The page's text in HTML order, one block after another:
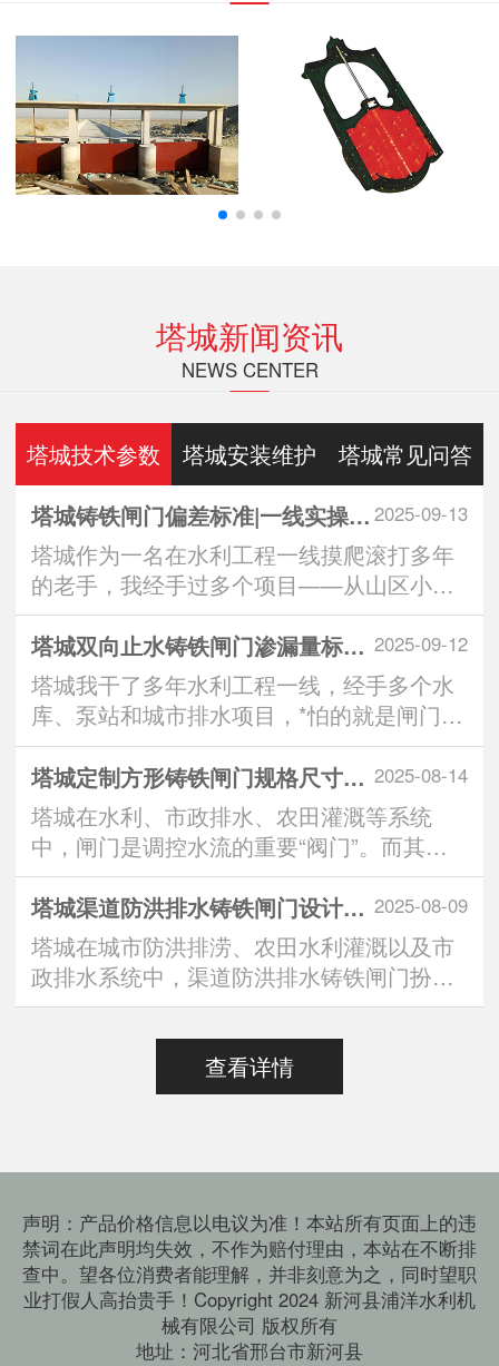
塔城新闻资讯
NEWS CENTER
塔城技术参数 塔城安装维护 塔城常见问答
2025-09-13
塔城铸铁闸门偏差标准|一线实操全解析：从生产到安装的3大重要控制点
塔城作为一名在水利工程一线摸爬滚打多年
的老手，我经手过多个项目——从山区小水
库到城市排水···
2025-09-12
塔城双向止水铸铁闸门渗漏量标准｜实操派*看的“零漏”硬核指南
塔城我干了多年水利工程一线，经手多个水
库、泵站和城市排水项目，*怕的就是闸门一
关，水从缝···
2025-08-14
塔城定制方形铸铁闸门规格尺寸：匹配工程需求的智慧之选
塔城在水利、市政排水、农田灌溉等系统
中，闸门是调控水流的重要“阀门”。而其
中，“定制方形铸铁闸···
2025-08-09
塔城渠道防洪排水铸铁闸门设计标准：安全与效能的双重有助于维持
塔城在城市防洪排涝、农田水利灌溉以及市
政排水系统中，渠道防洪排水铸铁闸门扮演
着“水路守门人”的···
查看详情
声明：产品价格信息以电议为准！本站所有页面上的违
禁词在此声明均失效，不作为赔付理由，本站在不断排
查中。望各位消费者能理解，并非刻意为之，同时望职
业打假人高抬贵手！Copyright 2024 新河县浦洋水利机
械有限公司 版权所有
地址：河北省邢台市新河县